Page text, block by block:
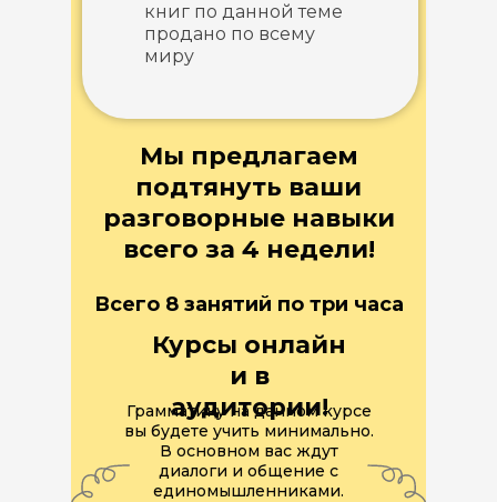
книг по данной теме
продано по всему
миру
Мы предлагаем
подтянуть ваши
разговорные навыки
всего за 4 недели!
Грамматику на данном курсе
вы будете учить минимально.
В основном вас ждут
диалоги и общение с
единомышленниками.
Курсы онлайн
и в
аудитории!
Всего 8 занятий по три часа